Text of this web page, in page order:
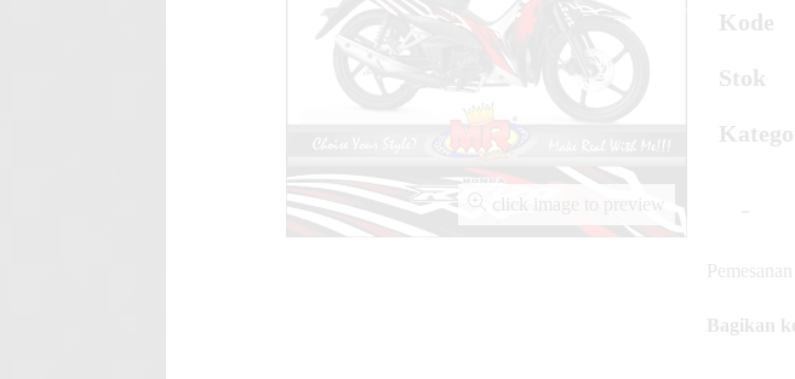
Stiker motor decal Kawasaki KLX 150 Crack
click image to preview
Kode
Stok
Bagikan